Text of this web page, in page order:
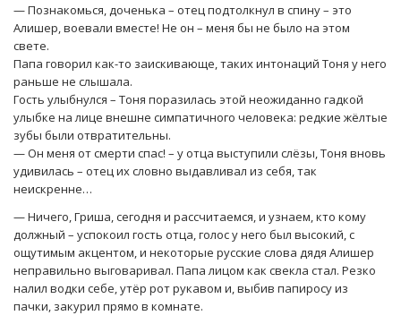
— Познакомься, доченька – отец подтолкнул в спину – это
Алишер, воевали вместе! Не он – меня бы не было на этом
свете.
Папа говорил как-то заискивающе, таких интонаций Тоня у него
раньше не слышала.
Гость улыбнулся – Тоня поразилась этой неожиданно гадкой
улыбке на лице внешне симпатичного человека: редкие жёлтые
зубы были отвратительны.
— Он меня от смерти спас! – у отца выступили слёзы, Тоня вновь
удивилась – отец их словно выдавливал из себя, так
неискренне…
— Ничего, Гриша, сегодня и рассчитаемся, и узнаем, кто кому
должный – успокоил гость отца, голос у него был высокий, с
ощутимым акцентом, и некоторые русские слова дядя Алишер
неправильно выговаривал. Папа лицом как свекла стал. Резко
налил водки себе, утёр рот рукавом и, выбив папиросу из
пачки, закурил прямо в комнате.